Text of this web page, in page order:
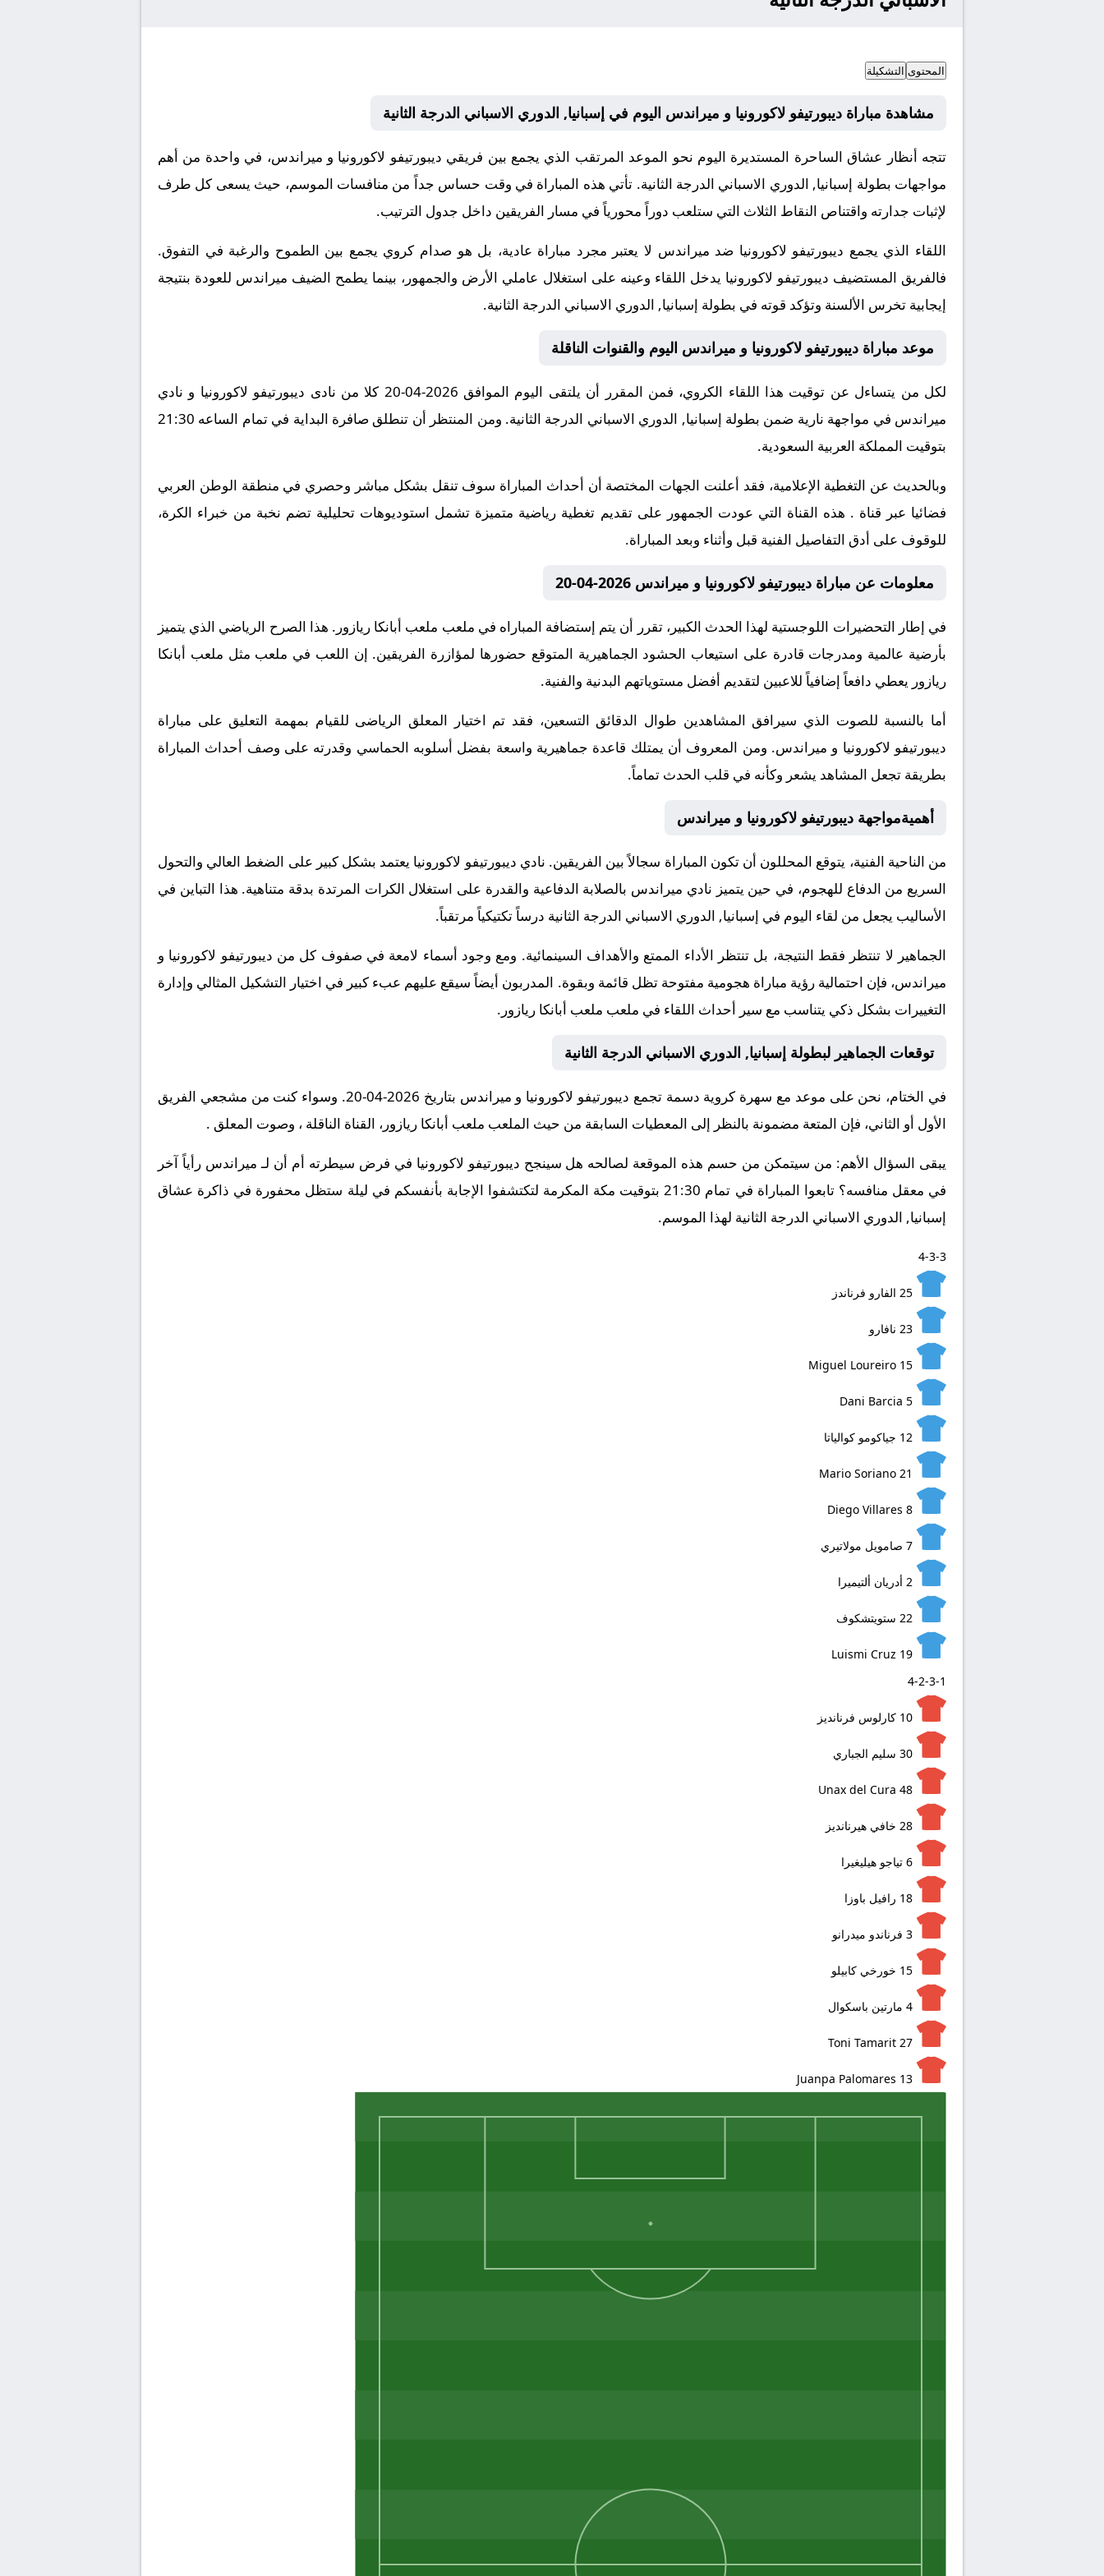
المحتوى التشكيلة
مشاهدة مباراة ديبورتيفو لاكورونيا و ميراندس اليوم في إسبانيا, الدوري الاسباني الدرجة الثانية
تتجه أنظار عشاق الساحرة المستديرة اليوم نحو الموعد المرتقب الذي يجمع بين فريقي ديبورتيفو لاكورونيا و ميراندس، في واحدة من أهم
مواجهات بطولة إسبانيا, الدوري الاسباني الدرجة الثانية. تأتي هذه المباراة في وقت حساس جداً من منافسات الموسم، حيث يسعى كل طرف
لإثبات جدارته واقتناص النقاط الثلاث التي ستلعب دوراً محورياً في مسار الفريقين داخل جدول الترتيب.
اللقاء الذي يجمع ديبورتيفو لاكورونيا ضد ميراندس لا يعتبر مجرد مباراة عادية، بل هو صدام كروي يجمع بين الطموح والرغبة في التفوق.
فالفريق المستضيف ديبورتيفو لاكورونيا يدخل اللقاء وعينه على استغلال عاملي الأرض والجمهور، بينما يطمح الضيف ميراندس للعودة بنتيجة
إيجابية تخرس الألسنة وتؤكد قوته في بطولة إسبانيا, الدوري الاسباني الدرجة الثانية.
موعد مباراة ديبورتيفو لاكورونيا و ميراندس اليوم والقنوات الناقلة
لكل من يتساءل عن توقيت هذا اللقاء الكروي، فمن المقرر أن يلتقى اليوم الموافق 2026-04-20 كلا من نادى ديبورتيفو لاكورونيا و نادي
ميراندس في مواجهة نارية ضمن بطولة إسبانيا, الدوري الاسباني الدرجة الثانية. ومن المنتظر أن تنطلق صافرة البداية في تمام الساعه 21:30
بتوقيت المملكة العربية السعودية.
وبالحديث عن التغطية الإعلامية، فقد أعلنت الجهات المختصة أن أحداث المباراة سوف تنقل بشكل مباشر وحصري في منطقة الوطن العربي
فضائيا عبر قناة . هذه القناة التي عودت الجمهور على تقديم تغطية رياضية متميزة تشمل استوديوهات تحليلية تضم نخبة من خبراء الكرة،
للوقوف على أدق التفاصيل الفنية قبل وأثناء وبعد المباراة.
معلومات عن مباراة ديبورتيفو لاكورونيا و ميراندس 2026-04-20
في إطار التحضيرات اللوجستية لهذا الحدث الكبير، تقرر أن يتم إستضافة المباراه في ملعب ملعب أبانكا ريازور. هذا الصرح الرياضي الذي يتميز
بأرضية عالمية ومدرجات قادرة على استيعاب الحشود الجماهيرية المتوقع حضورها لمؤازرة الفريقين. إن اللعب في ملعب مثل ملعب أبانكا
ريازور يعطي دافعاً إضافياً للاعبين لتقديم أفضل مستوياتهم البدنية والفنية.
أما بالنسبة للصوت الذي سيرافق المشاهدين طوال الدقائق التسعين، فقد تم اختيار المعلق الرياضى للقيام بمهمة التعليق على مباراة
ديبورتيفو لاكورونيا و ميراندس. ومن المعروف أن يمتلك قاعدة جماهيرية واسعة بفضل أسلوبه الحماسي وقدرته على وصف أحداث المباراة
بطريقة تجعل المشاهد يشعر وكأنه في قلب الحدث تماماً.
أهميةمواجهة ديبورتيفو لاكورونيا و ميراندس
من الناحية الفنية، يتوقع المحللون أن تكون المباراة سجالاً بين الفريقين. نادي ديبورتيفو لاكورونيا يعتمد بشكل كبير على الضغط العالي والتحول
السريع من الدفاع للهجوم، في حين يتميز نادي ميراندس بالصلابة الدفاعية والقدرة على استغلال الكرات المرتدة بدقة متناهية. هذا التباين في
الأساليب يجعل من لقاء اليوم في إسبانيا, الدوري الاسباني الدرجة الثانية درساً تكتيكياً مرتقباً.
الجماهير لا تنتظر فقط النتيجة، بل تنتظر الأداء الممتع والأهداف السينمائية. ومع وجود أسماء لامعة في صفوف كل من ديبورتيفو لاكورونيا و
ميراندس، فإن احتمالية رؤية مباراة هجومية مفتوحة تظل قائمة وبقوة. المدربون أيضاً سيقع عليهم عبء كبير في اختيار التشكيل المثالي وإدارة
التغييرات بشكل ذكي يتناسب مع سير أحداث اللقاء في ملعب ملعب أبانكا ريازور.
توقعات الجماهير لبطولة إسبانيا, الدوري الاسباني الدرجة الثانية
في الختام، نحن على موعد مع سهرة كروية دسمة تجمع ديبورتيفو لاكورونيا و ميراندس بتاريخ 2026-04-20. وسواء كنت من مشجعي الفريق
الأول أو الثاني، فإن المتعة مضمونة بالنظر إلى المعطيات السابقة من حيث الملعب ملعب أبانكا ريازور، القناة الناقلة ، وصوت المعلق .
يبقى السؤال الأهم: من سيتمكن من حسم هذه الموقعة لصالحه هل سينجح ديبورتيفو لاكورونيا في فرض سيطرته أم أن لـ ميراندس رأياً آخر
في معقل منافسه؟ تابعوا المباراة في تمام 21:30 بتوقيت مكة المكرمة لتكتشفوا الإجابة بأنفسكم في ليلة ستظل محفورة في ذاكرة عشاق
إسبانيا, الدوري الاسباني الدرجة الثانية لهذا الموسم.
4-3-3
25 الفارو فرناندز
23 نافارو
15
Miguel Loureiro
5
Dani Barcia
12 جياكومو كوالياتا
21
Mario Soriano
8
Diego Villares
7 صامويل مولاتيري
2 أدريان ألتيميرا
22 ستويتشكوف
19
Luismi Cruz
4-2-3-1
10 كارلوس فرنانديز
30 سليم الجباري
48
Unax del Cura
28 خافي هيرنانديز
6 تياجو هيليغيرا
18 رافيل باوزا
3 فرناندو ميدرانو
15 خورخي كابيلو
4 مارتين باسكوال
27
Toni Tamarit
13
Juanpa Palomares